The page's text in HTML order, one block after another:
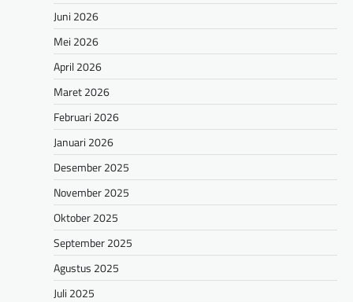
Juni 2026
Mei 2026
April 2026
Maret 2026
Februari 2026
Januari 2026
Desember 2025
November 2025
Oktober 2025
September 2025
Agustus 2025
Juli 2025